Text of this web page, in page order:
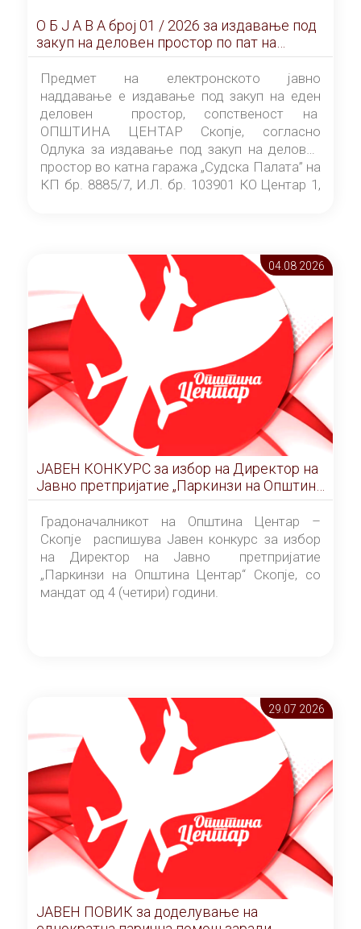
О Б Ј А В А брoj 01 / 2026 за издавање под
закуп на деловен простор по пат на
ЕЛЕКТРОНСКО ЈАВНО НАДДАВАЊЕ
Предмет на електронското јавно
наддавање е издавање под закуп на еден
деловен простор, сопственост на
ОПШТИНА ЦЕНТАР Скопје, согласно
Одлука за издавање под закуп на деловен
простор во катна гаража „Судска Палата” на
КП бр. 8885/7, И.Л. бр. 103901 КО Центар 1,
Скопје” број 9/2026), за времетраење од 3
(три) години од денот на потпишувањето на
Договорот за закуп со најповолниот
понудувач.
04.08 2026
ЈАВЕН КОНКУРС за избор на Директор на
Јавно претпријатие „Паркинзи на Општина
Центар“ – Скопје
Градоначалникот на Општина Центар –
Скопје распишува Јавен конкурс за избор
на Директор на Јавно претпријатие
„Паркинзи на Општина Центар“ Скопје, со
мандат од 4 (четири) години.
29.07 2026
ЈАВЕН ПОВИК за доделување на